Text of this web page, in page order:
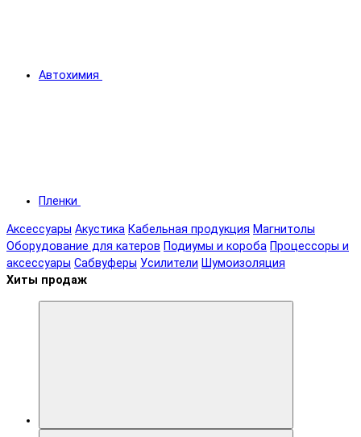
Автохимия
Пленки
Аксессуары Акустика Кабельная продукция Магнитолы
Оборудование для катеров Подиумы и короба Процессоры и
аксессуары Сабвуферы Усилители Шумоизоляция
Хиты продаж